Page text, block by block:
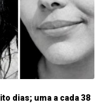
dias; uma a cada 38